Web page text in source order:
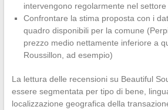
intervengono regolarmente nel
Confrontare la stima proposta con i
quadro disponibili per la comune
prezzo medio nettamente inferiore a
Roussillon, ad esempio)
La lettura delle recensioni su Beautiful
essere segmentata per tipo di bene,
localizzazione geografica della